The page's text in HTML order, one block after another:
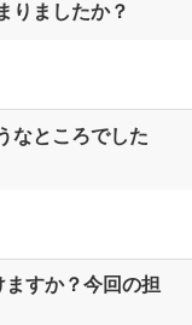
りましたか？
なところでした
ますか？今回の担